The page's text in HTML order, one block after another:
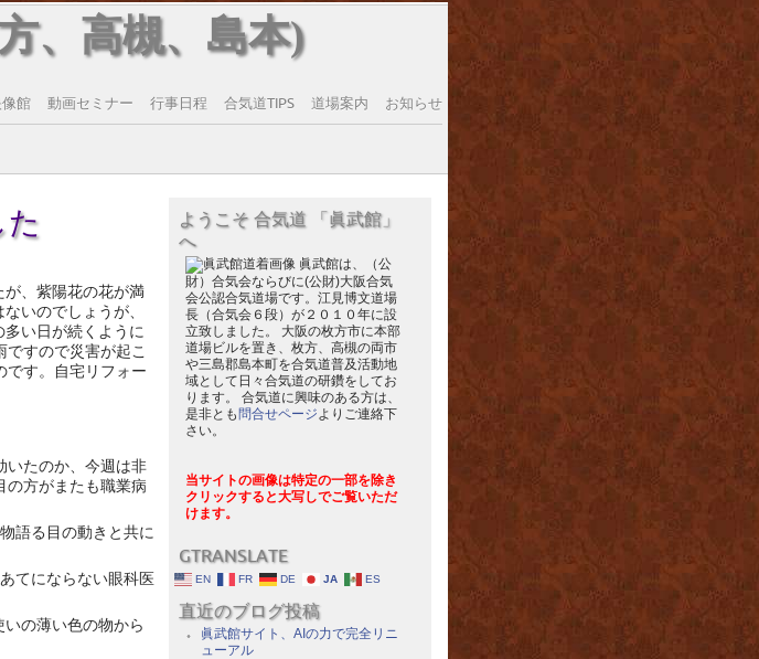
、高槻、島本)
像館 動画セミナー 行事日程 合気道TIPS 道場案内 お知らせ
た
が、紫陽花の花が満
いのでしょうが、
い日が続くように
すので災害が起こ
です。自宅リフォー
いたのか、今週は非
の方がまたも職業病
語る目の動きと共に
てにならない眼科医
の薄い色の物から
ようこそ 合気道 「眞武館」
へ
眞武館は、（公
財）合気会ならびに(公財)大阪合気
会公認合気道場です。江見博文道場
長（合気会６段）が２０１０年に設
立致しました。 大阪の枚方市に本部
道場ビルを置き、枚方、高槻の両市
や三島郡島本町を合気道普及活動地
域として日々合気道の研鑽をしてお
ります。 合気道に興味のある方は、
是非とも 問合せページよりご連絡下
さい。
当サイトの画像は特定の一部を除き
クリックすると大写しでご覧いただ
けます。
GTRANSLATE
EN FR DE JA ES
直近のブログ投稿
眞武館サイト、AIの力で完全リニ
ューアル